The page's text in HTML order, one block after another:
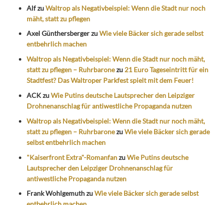
AlfzuWaltrop als Negativbeispiel: Wenn die Stadt nur noch
mäht, statt zu pflegen
Axel GünthersbergerzuWie viele Bäcker sich gerade selbst
entbehrlich machen
Waltrop als Negativbeispiel: Wenn die Stadt nur noch mäht,
statt zu pflegen – Ruhrbaronezu 21 Euro Tageseintritt für ein
Stadtfest? Das Waltroper Parkfest spielt mit dem Feuer!
ACKzuWie Putins deutsche Lautsprecher den Leipziger
Drohnenanschlag für antiwestliche Propaganda nutzen
Waltrop als Negativbeispiel: Wenn die Stadt nur noch mäht,
statt zu pflegen – RuhrbaronezuWie viele Bäcker sich gerade
selbst entbehrlich machen
"Kaiserfront Extra"-RomanfanzuWie Putins deutsche
Lautsprecher den Leipziger Drohnenanschlag für
antiwestliche Propaganda nutzen
Frank WohlgemuthzuWie viele Bäcker sich gerade selbst